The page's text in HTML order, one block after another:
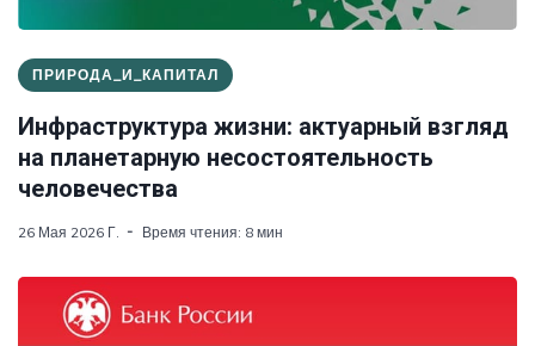
ПРИРОДА_И_КАПИТАЛ
Инфраструктура жизни: актуарный взгляд
на планетарную несостоятельность
человечества
26 Мая 2026 Г. Время чтения: 8 мин